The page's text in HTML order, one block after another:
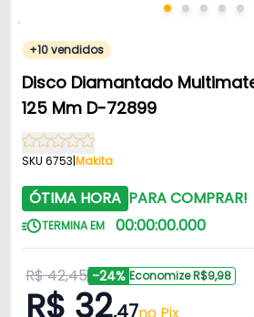
+10 vendidos
Disco Diamantado
125 Mm D-72899
SKU 6753|Makita
ÓTIMA HORA PARA COMPRAR!
TERMINA EM 00:00:00.000
R$ 42,45 -24% Economize R$9,98
R$ 32,47